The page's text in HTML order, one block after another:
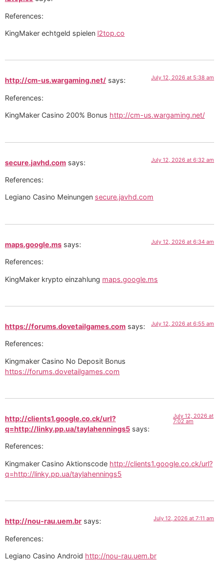
References:
KingMaker echtgeld spielen l2top.co
http://cm-us.wargaming.net/ says: July 12, 2026 at 5:38 am
References:
KingMaker Casino 200% Bonus http://cm-us.wargaming.net/
secure.javhd.com says: July 12, 2026 at 6:32 am
References:
Legiano Casino Meinungen secure.javhd.com
maps.google.ms says: July 12, 2026 at 6:34 am
References:
KingMaker krypto einzahlung maps.google.ms
https://forums.dovetailgames.com says: July 12, 2026 at 6:55 am
References:
Kingmaker Casino No Deposit Bonus
https://forums.dovetailgames.com
http://clients1.google.co.ck/url?
q=http://linky.pp.ua/taylahennings5 says:
July 12, 2026 at
7:02 am
References:
Kingmaker Casino Aktionscode http://clients1.google.co.ck/url?
q=http://linky.pp.ua/taylahennings5
http://nou-rau.uem.br says: July 12, 2026 at 7:11 am
References:
Legiano Casino Android http://nou-rau.uem.br